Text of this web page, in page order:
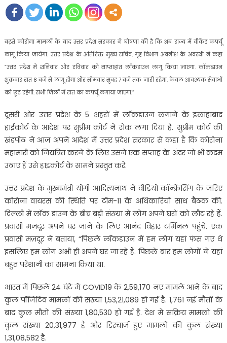
बढ़ते कोरोना मामलों के बाद उत्तर प्रदेश सरकार ने घोषणा की है कि अब राज्य में वीकेंड कर्फ्यू
लागू किया जायेगा. उत्तर प्रदेश के अतिरिक्त मुख्य सचिव, गृह विभाग अवनीश के अवस्थी ने कहा
”उत्तर प्रदेश में शनिवार और रविवार को साप्ताहांत लॉकडाउन लागू किया जाएगा. लॉकडाउन
शुक्रवार रात 8 बजे से लागू होगा और सोमवार सुबह 7 बजे तक जारी रहेगा. केवल आवश्यक सेवाओं
को छूट रहेगी. सभी जिलों में रात का कर्फ्यू लगाया जाएगा.”
दूसरी ओर उत्तर प्रदेश के 5 शहरों में लॉकडाउन लगाने के इलाहाबाद
हाईकोर्ट के आदेश पर सुप्रीम कोर्ट ने रोक लगा दिया है. सुप्रीम कोर्ट की
खंडपीठ ने आज अपने आदेश में उत्तर प्रदेश सरकार से कहा है कि कोरोना
महामारी को नियंत्रित करने के लिए उसने एक सप्ताह के अंदर जो भी कदम
उठाए हैं उसे हाइकोर्ट के सामने प्रस्तुत करे.
उत्तर प्रदेश के मुख्यमंत्री योगी आदित्यनाथ ने वीडियो कॉन्फ्रेंसिंग के जरिए
कोरोना वायरस की स्थिति पर टीम-11 के अधिकारियों साथ बैठक की.
दिल्ली में लॉक डाउन के बीच बड़ी संख्या में लोग अपने घरों को लौट रहे हैं.
प्रवासी मज़दूर अपने घर जाने के लिए आनंद विहार टर्मिनल पहुंचे. एक
प्रवासी मज़दूर ने बताया, “पिछले लॉकडाउन में हम लोग यहां फंस गए थे
इसलिए हम लोग अभी ही अपने घर जा रहे हैं. पिछले बार हम लोगों ने यहां
बहुत परेशानी का सामना किया था.
भारत में पिछले 24 घंटे में COVID19 के 2,59,170 नए मामले आने के बाद
कुल पॉजिटिव मामलों की संख्या 1,53,21,089 हो गई है. 1,761 नई मौतों के
बाद कुल मौतों की संख्या 1,80,530 हो गई है. देश में सक्रिय मामलों की
कुल संख्या 20,31,977 है और डिस्चार्ज हुए मामलों की कुल संख्या
1,31,08,582 है.